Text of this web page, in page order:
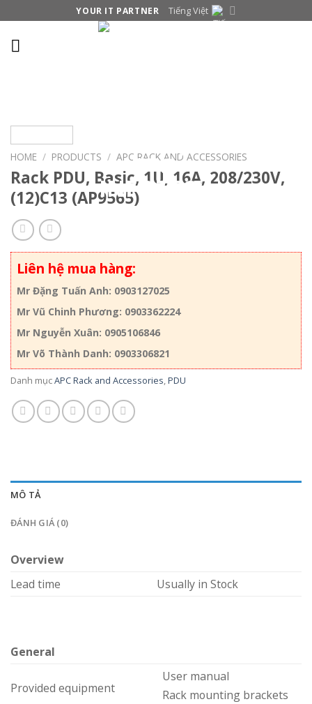
to
content
YOUR IT PARTNER Tiếng Việt
HOME / PRODUCTS / APC RACK AND ACCESSORIES
Rack PDU, Basic, 1U, 16A, 208/230V,
(12)C13 (AP9565)
Liên hệ mua hàng:
Mr Đặng Tuấn Anh: 0903127025
Mr Vũ Chinh Phương: 0903362224
Mr Nguyễn Xuân: 0905106846
Mr Võ Thành Danh: 0903306821
Danh mụcAPC Rack and Accessories,PDU
MÔ TẢ
ĐÁNH GIÁ (0)
Overview
Lead time
Usually in Stock
General
Provided equipment
User manual
Rack mounting brackets